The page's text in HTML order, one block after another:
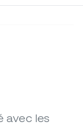
avec les